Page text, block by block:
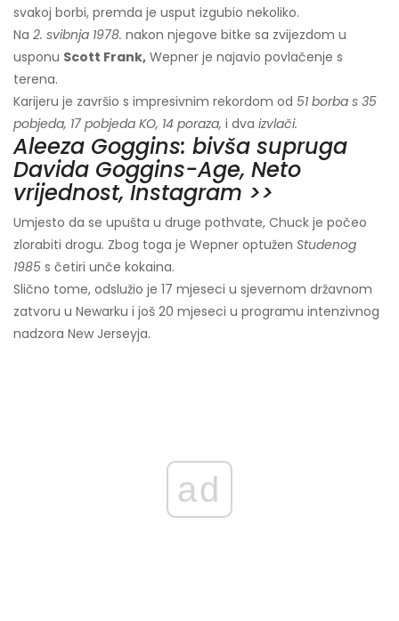
svakoj borbi, premda je usput izgubio nekoliko.
Na 2. svibnja 1978. nakon njegove bitke sa zvijezdom u
usponu Scott Frank, Wepner je najavio povlačenje s
terena.
Karijeru je završio s impresivnim rekordom od 51 borba s 35
pobjeda, 17 pobjeda KO, 14 poraza, i dva izvlači.
Aleeza Goggins: bivša supruga
Davida Goggins-Age, Neto
vrijednost, Instagram >>
Umjesto da se upušta u druge pothvate, Chuck je počeo
zlorabiti drogu. Zbog toga je Wepner optužen Studenog
1985 s četiri unče kokaina.
Slično tome, odslužio je 17 mjeseci u sjevernom državnom
zatvoru u Newarku i još 20 mjeseci u programu intenzivnog
nadzora New Jerseyja.
ad